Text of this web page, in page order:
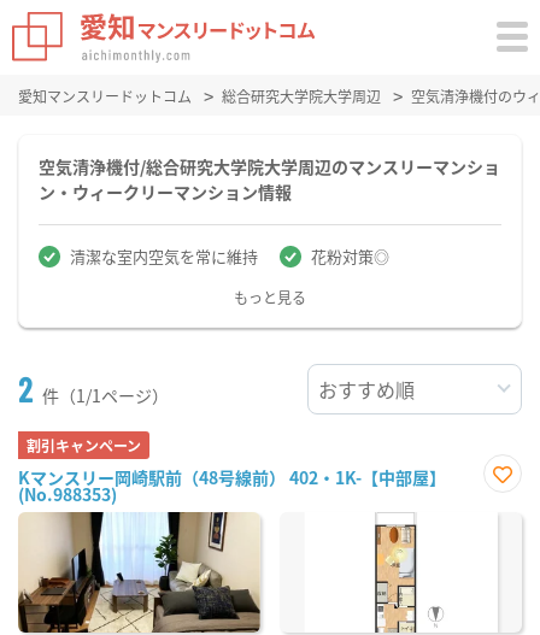
愛知マンスリードットコム 総合研究大学院大学周辺 空気清浄機付のウ
空気清浄機付/総合研究大学院大学周辺のマンスリーマンショ
ン・ウィークリーマンション情報
清潔な室内空気を常に維持 花粉対策◎
もっと見る
2 件（1/1ページ）
割引キャンペーン
Kマンスリー岡崎駅前（48号線前） 402・1K-【中部屋】
(No.988353)
に入